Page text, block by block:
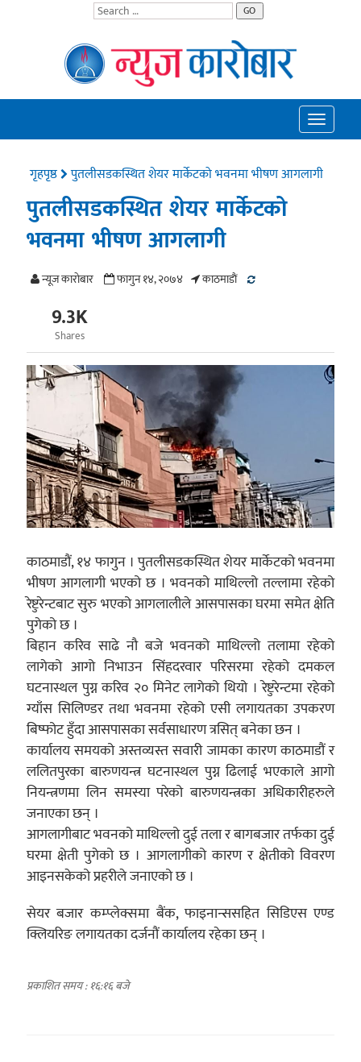
GO
Toggle
गृहपृष्ठ पुतलीसडकस्थित शेयर मार्केटको भवनमा भीषण आगलागी
पुतलीसडकस्थित शेयर मार्केटको
भवनमा भीषण आगलागी
न्यूज काराेबार फागुन १४, २०७४ काठमाडाैं
9.3K
Shares
काठमाडौं, १४ फागुन । पुतलीसडकस्थित शेयर मार्केटको भवनमा
भीषण आगलागी भएको छ । भवनको माथिल्लो तल्लामा रहेको
रेष्टुरेन्टबाट सुरु भएको आगलालीले आसपासका घरमा समेत क्षेति
पुगेको छ ।
बिहान करिव साढे नौ बजे भवनको माथिल्लो तलामा रहेको
लागेको आगो निभाउन सिंहदरवार परिसरमा रहेको दमकल
घटनास्थल पुग्न करिव २० मिनेट लागेको थियो । रेष्टुरेन्टमा रहेको
ग्याँस सिलिण्डर तथा भवनमा रहेको एसी लगायतका उपकरण
बिष्फोट हुँदा आसपासका सर्वसाधारण त्रसित् बनेका छन ।
कार्यालय समयको अस्तव्यस्त सवारी जामका कारण काठमाडौं र
ललितपुरका बारुणयन्त्र घटनास्थल पुग्न ढिलाई भएकाले आगो
नियन्त्रणमा लिन समस्या परेको बारुणयन्त्रका अधिकारीहरुले
जनाएका छन् ।
आगलागीबाट भवनको माथिल्लो दुई तला र बागबजार तर्फका दुई
घरमा क्षेती पुगेको छ । आगलागीको कारण र क्षेतीको विवरण
आइनसकेको प्रहरीले जनाएको छ ।
सेयर बजार कम्प्लेक्समा बैंक, फाइनान्ससहित सिडिएस एण्ड
क्लियरिङ लगायतका दर्जनौं कार्यालय रहेका छन् ।
प्रकाशित समय : १६:१६ बजे